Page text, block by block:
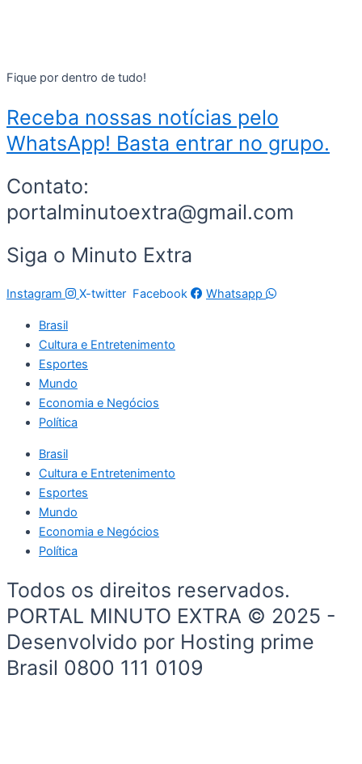
Fique por dentro de tudo!
Receba nossas notícias pelo
WhatsApp! Basta entrar no grupo.
Contato:
portalminutoextra@gmail.com
Siga o Minuto Extra
Instagram X-twitter Facebook Whatsapp
Brasil
Cultura e Entretenimento
Esportes
Mundo
Economia e Negócios
Política
Brasil
Cultura e Entretenimento
Esportes
Mundo
Economia e Negócios
Política
Todos os direitos reservados.
PORTAL MINUTO EXTRA © 2025 -
Desenvolvido por Hosting prime
Brasil 0800 111 0109